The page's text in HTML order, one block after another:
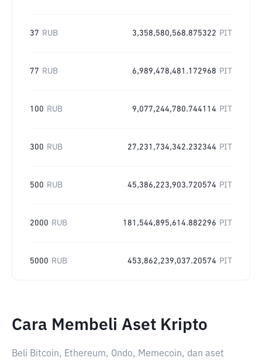
37 RUB 3,358,580,568.875322 PIT
77 RUB 6,989,478,481.172968 PIT
100 RUB 9,077,244,780.744114 PIT
300 RUB 27,231,734,342.232344 PIT
500 RUB 45,386,223,903.720574 PIT
2000 RUB 181,544,895,614.882296 PIT
5000 RUB 453,862,239,037.20574 PIT
Cara Membeli Aset Kripto
Beli Bitcoin, Ethereum, Ondo, Memecoin, dan aset